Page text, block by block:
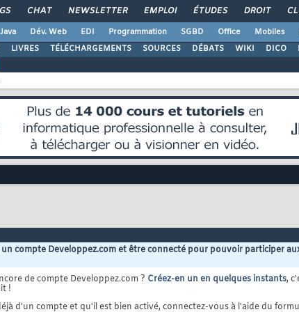
CHAT NEWSLETTER EMPLOI ÉTUDES DROIT
Java Dév. Web EDI Programmation SGBD Office Mobiles
LIVRES TÉLÉCHARGEMENTS SOURCES DÉBATS WIKI DICO
compte Developpez.com et être connecté pour pouvoir participer
de compte Developpez.com ? Créez-en un en quelques instants,
!
d'un compte et qu'il est bien activé, connectez-vous à l'aide du